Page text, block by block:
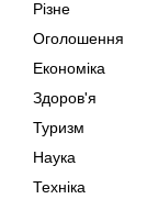
Різне
Оголошення
Економіка
Здоров'я
Туризм
Наука
Техніка